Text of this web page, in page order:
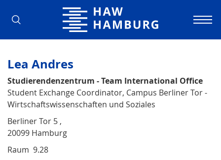
Hochschule für Angewandte
Lea Andres
Studierendenzentrum - Team International Office
Student Exchange Coordinator, Campus Berliner Tor -
Wirtschaftswissenschaften und Soziales
Berliner Tor 5 ,
20099 Hamburg
Raum 9.28